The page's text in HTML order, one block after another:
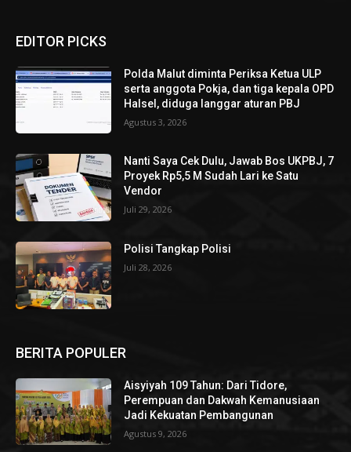
EDITOR PICKS
Polda Malut diminta Periksa Ketua ULP
serta anggota Pokja, dan tiga kepala OPD
Halsel, diduga langgar aturan PBJ
Agustus 3, 2026
Nanti Saya Cek Dulu, Jawab Bos UKPBJ, 7
Proyek Rp5,5 M Sudah Lari ke Satu
Vendor
Juli 29, 2026
Polisi Tangkap Polisi
Juli 28, 2026
BERITA POPULER
Aisyiyah 109 Tahun: Dari Tidore,
Perempuan dan Dakwah Kemanusiaan
Jadi Kekuatan Pembangunan
Agustus 9, 2026